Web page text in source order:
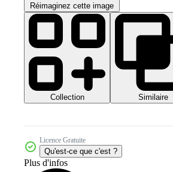
Réimaginez cette image
Collection Similaire
Licence Gratuite
Qu'est-ce que c'est ?
Plus d'infos